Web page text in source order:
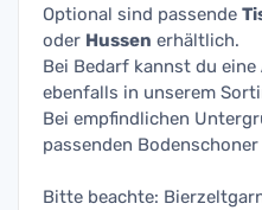
Optional sind passende
oder Hussen erhältlich.
Bei Bedarf kannst du eine
ebenfalls in unserem
Bei empfindlichen
passenden
Bitte beachte: